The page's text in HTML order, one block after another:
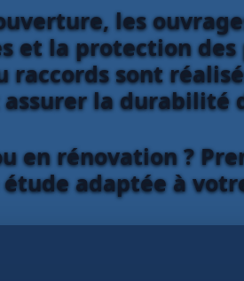
les
et la protection
raccords sont
la durabilité
en rénovation ?
adaptée à